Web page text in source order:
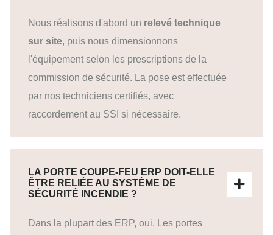
Nous réalisons d'abord un relevé technique
sur site, puis nous dimensionnons
l'équipement selon les prescriptions de la
commission de sécurité. La pose est effectuée
par nos techniciens certifiés, avec
raccordement au SSI si nécessaire.
LA PORTE COUPE-FEU ERP DOIT-ELLE
ÊTRE RELIÉE AU SYSTÈME DE
SÉCURITÉ INCENDIE ?
Dans la plupart des ERP, oui. Les portes